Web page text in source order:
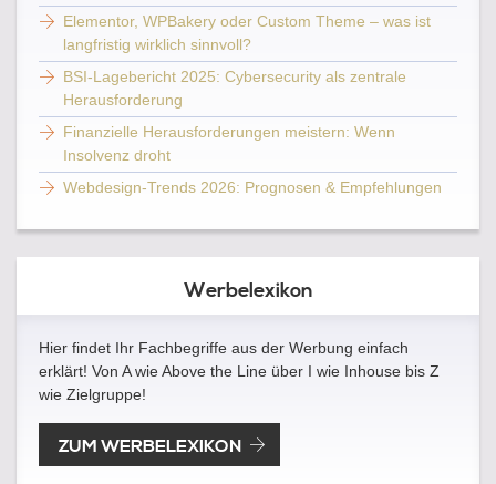
Elementor, WPBakery oder Custom Theme – was ist
langfristig wirklich sinnvoll?
BSI-Lagebericht 2025: Cybersecurity als zentrale
Herausforderung
Finanzielle Herausforderungen meistern: Wenn
Insolvenz droht
Webdesign-Trends 2026: Prognosen & Empfehlungen
Werbelexikon
Hier findet Ihr Fachbegriffe aus der Werbung einfach
erklärt! Von A wie Above the Line über I wie Inhouse bis Z
wie Zielgruppe!
ZUM WERBELEXIKON